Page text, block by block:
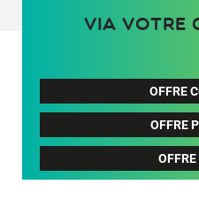
via votre
OFFRE
OFFRE
OFFRE